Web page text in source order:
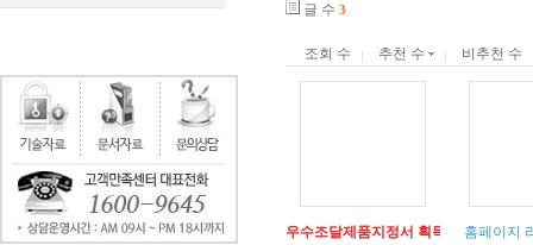
글 수 3
조회 수 추천 수 비추천 수
우수조달제품지정서 획득 !!!!홈페이지